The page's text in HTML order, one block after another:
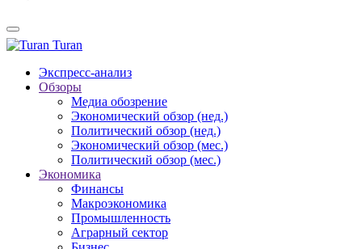
Turan
Экспресс-анализ
Обзоры
Медиа обозрение
Экономический обзор (нед.)
Политический обзор (нед.)
Экономический обзор (мес.)
Политический обзор (мес.)
Экономика
Финансы
Макроэкономика
Промышленность
Аграрный сектор